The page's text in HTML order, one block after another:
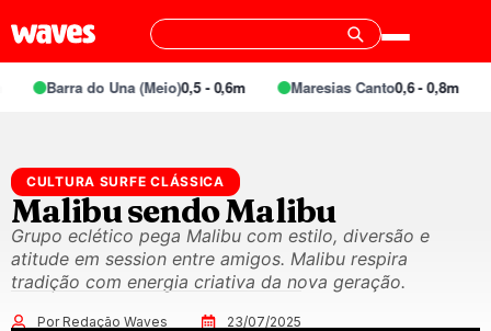
Barra do Una (Meio)0,5 - 0,6m Maresias Canto0,6 - 0,8m
CULTURA SURFE CLÁSSICA
Malibu sendo Malibu
Grupo eclético pega Malibu com estilo, diversão e
atitude em session entre amigos. Malibu respira
tradição com energia criativa da nova geração.
Por Redação Waves 23/07/2025